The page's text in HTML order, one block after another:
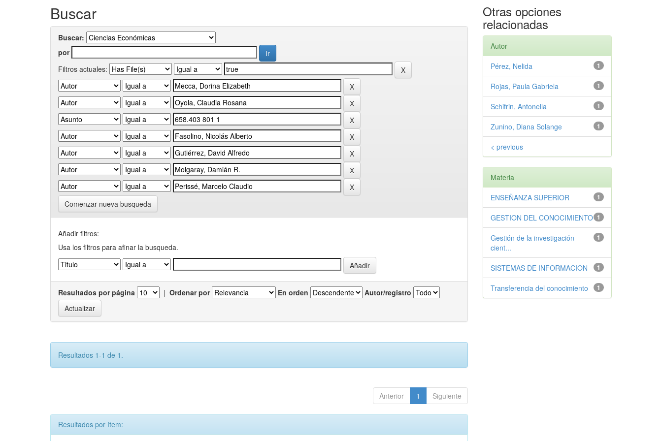
Buscar
Buscar:
por
Filtros actuales:
Comenzar nueva busqueda
Añadir filtros:
Usa los filtros para afinar la busqueda.
Resultados por página | Ordenar por En orden Autor/registro
Resultados 1-1 de 1.
Anterior 1 Siguiente
Resultados por ítem:
Otras opciones
relacionadas
Autor
1
Pérez, Nelida
1
Rojas, Paula Gabriela
1
Schifrin, Antonella
1
Zunino, Diana Solange
< previous
Materia
1
ENSEÑANZA SUPERIOR
1
GESTION DEL CONOCIMIENTO
1
Gestión de la investigación
cient...
1
SISTEMAS DE INFORMACION
1
Transferencia del conocimiento